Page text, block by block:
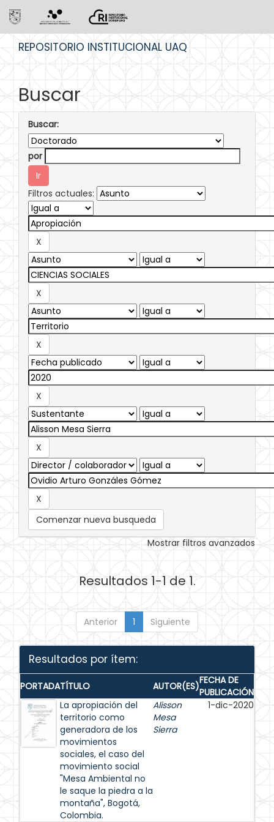
REPOSITORIO INSTITUCIONAL UAQ
Buscar
Buscar:
por
Filtros actuales:
Comenzar nueva busqueda
Mostrar filtros avanzados
Resultados 1-1 de 1.
Anterior 1 Siguiente
Resultados por ítem:
PORTADATÍTULO AUTOR(ES)FECHA DE
PUBLICACIÓN
La apropiación del
territorio como
generadora de los
movimientos
sociales, el caso del
movimiento social
"Mesa Ambiental no
le saque la piedra a la
montaña", Bogotá,
Colombia.
Alisson
Mesa
Sierra
1-dic-2020